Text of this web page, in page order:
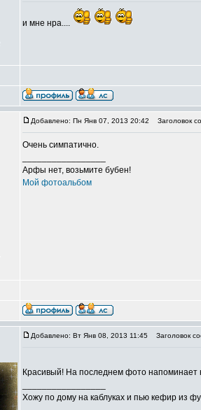
и мне нра....
Добавлено: Пн Янв 07, 2013 20:42 Заголовок
Очень симпатично.
Арфы нет, возьмите бубен!
Мой фотоальбом
Добавлено: Вт Янв 08, 2013 11:45 Заголовок
Красивый! На последнем фото напоминает
Хожу по дому на каблуках и пью кефир из